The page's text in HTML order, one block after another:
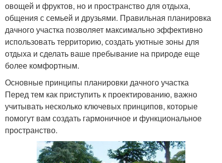
овощей и фруктов, но и пространство для отдыха,
общения с семьей и друзьями. Правильная планировка
дачного участка позволяет максимально эффективно
использовать территорию, создать уютные зоны для
отдыха и сделать ваше пребывание на природе еще
более комфортным.
Основные принципы планировки дачного участка
Перед тем как приступить к проектированию, важно
учитывать несколько ключевых принципов, которые
помогут вам создать гармоничное и функциональное
пространство.